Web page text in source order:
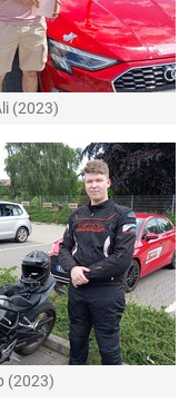
(2023)
(2023)